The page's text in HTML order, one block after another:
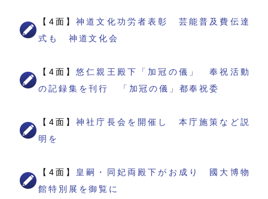
【4面】神道文化功労者表彰 芸能普及費伝達
式も 神道文化会
【4面】悠仁親王殿下「加冠の儀」 奉祝活動
の記録集を刊行 「加冠の儀」都奉祝委
【4面】神社庁長会を開催し 本庁施策など説
明を
【4面】 皇嗣・同妃両殿下がお成り 國大博物
館特別展を御覧に